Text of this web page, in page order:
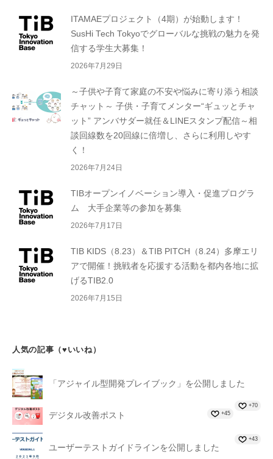
ITAMAEプロジェクト（4期）が始動します！
SusHi Tech Tokyoでグローバルな挑戦の魅力を発
信する学生大募集！
2026年7月29日
～子供や子育て家庭の不安や悩みに寄り添う相談
チャット～ 子供・子育てメンター“ギュッとチャ
ット” アンバサダー就任＆LINEスタンプ配信～相
談回線数を20回線に倍増し、さらに利用しやす
く！
2026年7月24日
TIBオープンイノベーション導入・促進プログラ
ム 大手企業等の参加を募集
2026年7月17日
TIB KIDS（8.23）＆TIB PITCH（8.24）多摩エリ
アで開催！挑戦者を応援する活動を都内各地に拡
げるTIB2.0
2026年7月15日
人気の記事（♥いいね）
「アジャイル型開発プレイブック」を公開しました
+70
デジタル改善ポスト +45
ユーザーテストガイドラインを公開しました
+43